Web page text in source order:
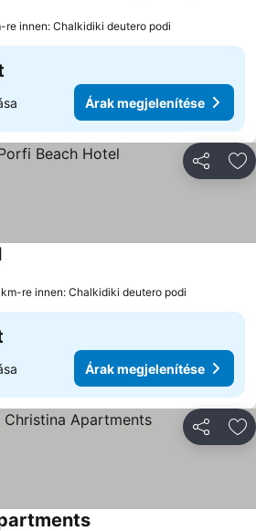
re innen: Chalkidiki deutero podi
Árak megjelenítése
Árak megjelenítése
km-re innen: Chalkidiki deutero podi
Árak megjelenítése